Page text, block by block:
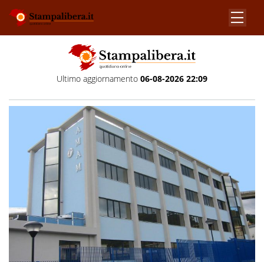
Ultimo aggiornamento 06-08-2026 22:09